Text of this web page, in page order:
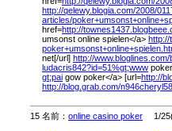
http://qelewy.blogia.com/2008/
articles/
href=http://
umsonst online spielen</a> http://
net[/url] http://www.bloglines.com/
ludacris842?id=51%gt;www
gt;pai gow poker</a> [url=http://
http://blog.grab.com/
15 名前： online casino poker 1/25(